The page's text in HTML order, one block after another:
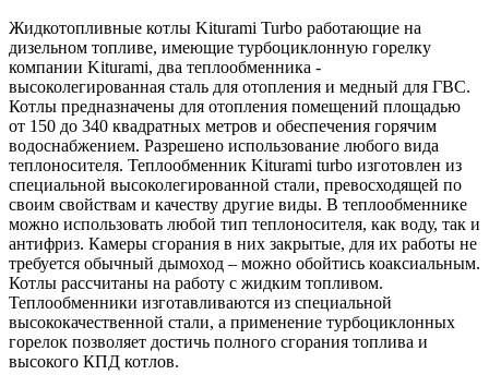
Жидкотопливные котлы Kiturami Turbo работающие на
дизельном топливе, имеющие турбоциклонную горелку
компании Kiturami, два теплообменника -
высоколегированная сталь для отопления и медный для ГВС.
Котлы предназначены для отопления помещений площадью
от 150 до 340 квадратных метров и обеспечения горячим
водоснабжением. Разрешено использование любого вида
теплоносителя. Теплообменник Kiturami turbo изготовлен из
специальной высоколегированной стали, превосходящей по
своим свойствам и качеству другие виды. В теплообменнике
можно использовать любой тип теплоносителя, как воду, так и
антифриз. Камеры сгорания в них закрытые, для их работы не
требуется обычный дымоход – можно обойтись коаксиальным.
Котлы рассчитаны на работу с жидким топливом.
Теплообменники изготавливаются из специальной
высококачественной стали, а применение турбоциклонных
горелок позволяет достичь полного сгорания топлива и
высокого КПД котлов.